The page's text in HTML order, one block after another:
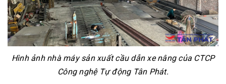
Hình ảnh nhà máy sản xuất cầu dẫn xe nâng của CTCP
Công nghệ Tự động Tân Phát.